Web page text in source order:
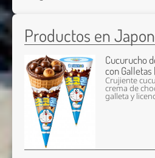
Productos en
Cucurucho
con Galletas
Crujiente
crema de
galleta y